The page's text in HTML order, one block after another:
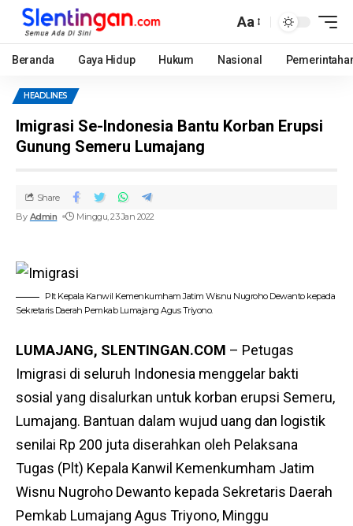
Aa
Beranda Gaya Hidup Hukum Nasional
HEADLINES
Imigrasi Se-Indonesia Bantu Korban Erupsi
Gunung Semeru Lumajang
By Admin Minggu, 23 Jan 2022
Share
Plt Kepala Kanwil Kemenkumham Jatim Wisnu Nugroho Dewanto kepada
Sekretaris Daerah Pemkab Lumajang Agus Triyono.
LUMAJANG, SLENTINGAN.COM – Petugas
Imigrasi di seluruh Indonesia menggelar bakti
sosial yang disalurkan untuk korban erupsi Semeru,
Lumajang. Bantuan dalam wujud uang dan logistik
senilai Rp 200 juta diserahkan oleh Pelaksana
Tugas (Plt) Kepala Kanwil Kemenkumham Jatim
Wisnu Nugroho Dewanto kepada Sekretaris Daerah
Pemkab Lumajang Agus Triyono, Minggu